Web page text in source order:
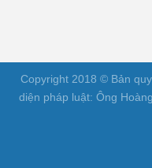
Copyright 2018 © Bản
diện pháp luật: Ông